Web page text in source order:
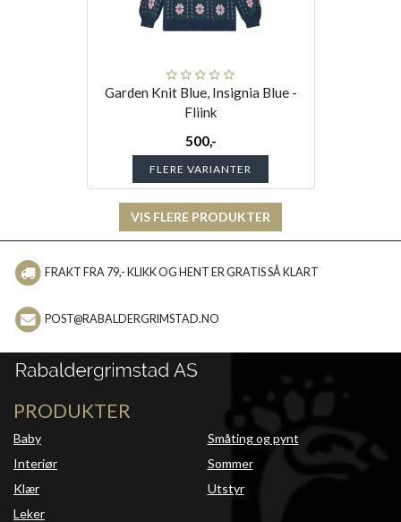
Garden Knit Blue, Insignia Blue -
Fliink
500,-
FLERE VARIANTER
VIS FLERE PRODUKTER
FRAKT FRA 79,- KLIKK OG HENT ER GRATIS SÅ KLART
POST@RABALDERGRIMSTAD.NO
PRODUKTER
Baby
Interiør
Klær
Leker
Småting og pynt
Sommer
Utstyr